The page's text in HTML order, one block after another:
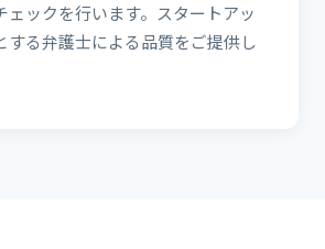
ェックを行います。スタートアッ
する弁護士による品質をご提供し